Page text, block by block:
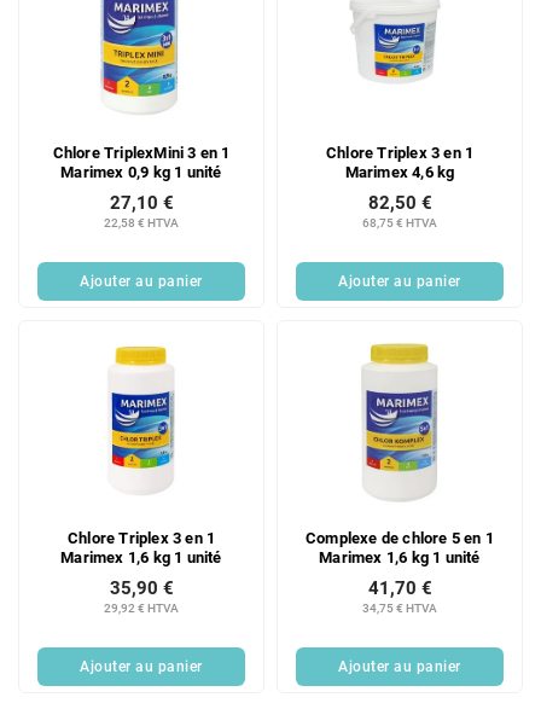
Chlore TriplexMini 3 en 1
Marimex 0,9 kg 1 unité
22,58 € HTVA
27,10 €
Ajouter au panier
Chlore Triplex 3 en 1
Marimex 4,6 kg
68,75 € HTVA
82,50 €
Ajouter au panier
Chlore Triplex 3 en 1
Marimex 1,6 kg 1 unité
29,92 € HTVA
35,90 €
Ajouter au panier
Complexe de chlore 5 en 1
Marimex 1,6 kg 1 unité
34,75 € HTVA
41,70 €
Ajouter au panier